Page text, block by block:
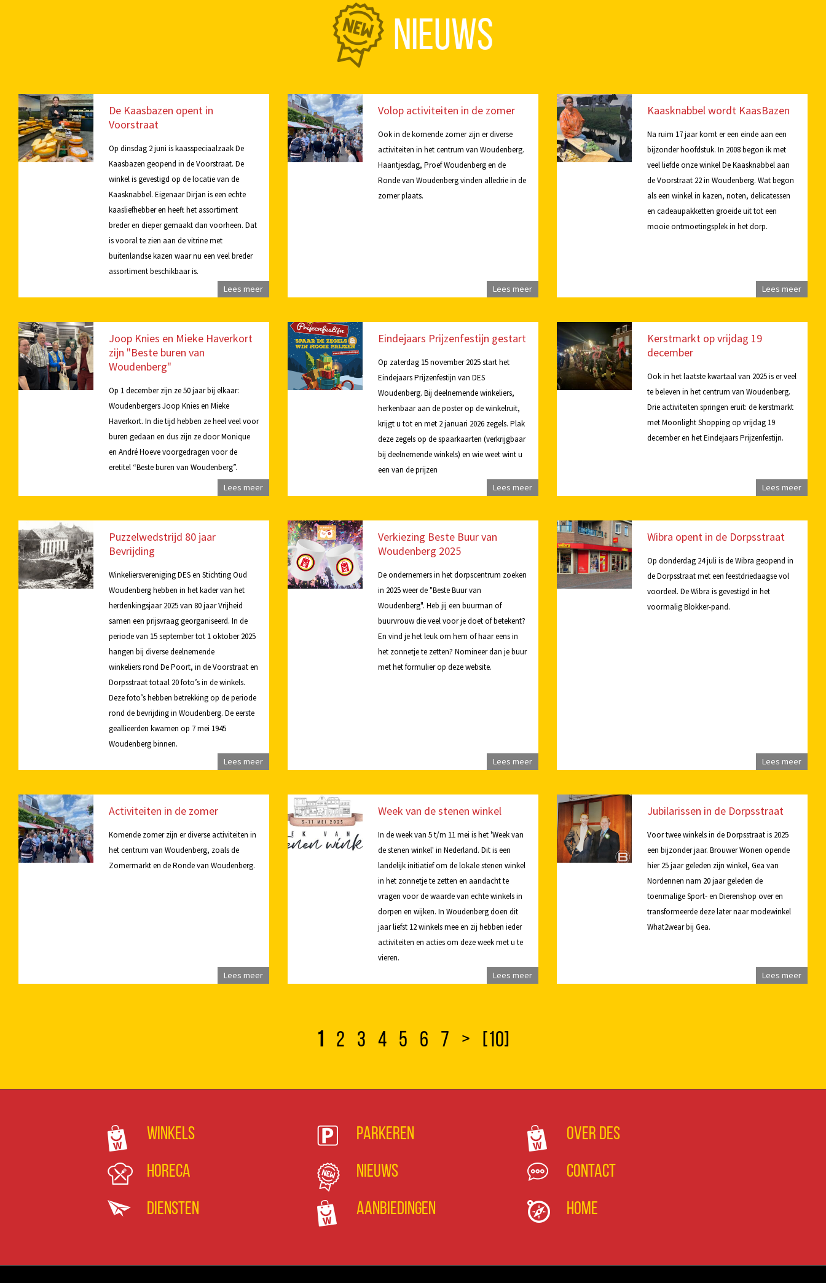
NIEUWS
De Kaasbazen opent in
Voorstraat
Op dinsdag 2 juni is kaasspeciaalzaak De
Kaasbazen geopend in de Voorstraat. De
winkel is gevestigd op de locatie van de
Kaasknabbel. Eigenaar Dirjan is een echte
kaasliefhebber en heeft het assortiment
breder en dieper gemaakt dan voorheen. Dat
is vooral te zien aan de vitrine met
buitenlandse kazen waar nu een veel breder
assortiment beschikbaar is.
Lees meer
Volop activiteiten in de zomer
Ook in de komende zomer zijn er diverse
activiteiten in het centrum van Woudenberg.
Haantjesdag, Proef Woudenberg en de
Ronde van Woudenberg vinden alledrie in de
zomer plaats.
Lees meer
Kaasknabbel wordt KaasBazen
Na ruim 17 jaar komt er een einde aan een
bijzonder hoofdstuk. In 2008 begon ik met
veel liefde onze winkel De Kaasknabbel aan
de Voorstraat 22 in Woudenberg. Wat begon
als een winkel in kazen, noten, delicatessen
en cadeaupakketten groeide uit tot een
mooie ontmoetingsplek in het dorp.
Lees meer
Joop Knies en Mieke Haverkort
zijn "Beste buren van
Woudenberg"
Op 1 december zijn ze 50 jaar bij elkaar:
Woudenbergers Joop Knies en Mieke
Haverkort. In die tijd hebben ze heel veel voor
buren gedaan en dus zijn ze door Monique
en André Hoeve voorgedragen voor de
eretitel “Beste buren van Woudenberg”.
Lees meer
Eindejaars Prijzenfestijn gestart
Op zaterdag 15 november 2025 start het
Eindejaars Prijzenfestijn van DES
Woudenberg. Bij deelnemende winkeliers,
herkenbaar aan de poster op de winkelruit,
krijgt u tot en met 2 januari 2026 zegels. Plak
deze zegels op de spaarkaarten (verkrijgbaar
bij deelnemende winkels) en wie weet wint u
een van de prijzen
Lees meer
Kerstmarkt op vrijdag 19
december
Ook in het laatste kwartaal van 2025 is er veel
te beleven in het centrum van Woudenberg.
Drie activiteiten springen eruit: de kerstmarkt
met Moonlight Shopping op vrijdag 19
december en het Eindejaars Prijzenfestijn.
Lees meer
Puzzelwedstrijd 80 jaar
Bevrijding
Winkeliersvereniging DES en Stichting Oud
Woudenberg hebben in het kader van het
herdenkingsjaar 2025 van 80 jaar Vrijheid
samen een prijsvraag georganiseerd. In de
periode van 15 september tot 1 oktober 2025
hangen bij diverse deelnemende
winkeliers rond De Poort, in de Voorstraat en
Dorpsstraat totaal 20 foto’s in de winkels.
Deze foto’s hebben betrekking op de periode
rond de bevrijding in Woudenberg. De eerste
geallieerden kwamen op 7 mei 1945
Woudenberg binnen.
Lees meer
Verkiezing Beste Buur van
Woudenberg 2025
De ondernemers in het dorpscentrum zoeken
in 2025 weer de "Beste Buur van
Woudenberg". Heb jij een buurman of
buurvrouw die veel voor je doet of betekent?
En vind je het leuk om hem of haar eens in
het zonnetje te zetten? Nomineer dan je buur
met het formulier op deze website.
Lees meer
Wibra opent in de Dorpsstraat
Op donderdag 24 juli is de Wibra geopend in
de Dorpsstraat met een feestdriedaagse vol
voordeel. De Wibra is gevestigd in het
voormalig Blokker-pand.
Lees meer
Activiteiten in de zomer
Komende zomer zijn er diverse activiteiten in
het centrum van Woudenberg, zoals de
Zomermarkt en de Ronde van Woudenberg.
Lees meer
Week van de stenen winkel
In de week van 5 t/m 11 mei is het 'Week van
de stenen winkel' in Nederland. Dit is een
landelijk initiatief om de lokale stenen winkel
in het zonnetje te zetten en aandacht te
vragen voor de waarde van echte winkels in
dorpen en wijken. In Woudenberg doen dit
jaar liefst 12 winkels mee en zij hebben ieder
activiteiten en acties om deze week met u te
vieren.
Lees meer
Jubilarissen in de Dorpsstraat
Voor twee winkels in de Dorpsstraat is 2025
een bijzonder jaar. Brouwer Wonen opende
hier 25 jaar geleden zijn winkel, Gea van
Nordennen nam 20 jaar geleden de
toenmalige Sport- en Dierenshop over en
transformeerde deze later naar modewinkel
What2wear bij Gea.
Lees meer
1 2 3 4 5 6 7 > [10]
Winkels
Horeca
Diensten
Parkeren
Nieuws
Aanbiedingen
Over DES
Contact
Home